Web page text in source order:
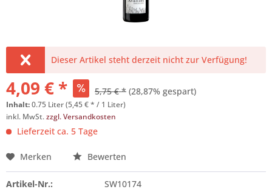
Dieser Artikel steht derzeit nicht zur Verfügung!
4,09 € * 5,75 € * (28,87% gespart)
Inhalt:0.75 Liter (5,45 € * / 1 Liter)
inkl. MwSt.zzgl. Versandkosten
Lieferzeit ca. 5 Tage
Merken Bewerten
Artikel-Nr.: SW10174